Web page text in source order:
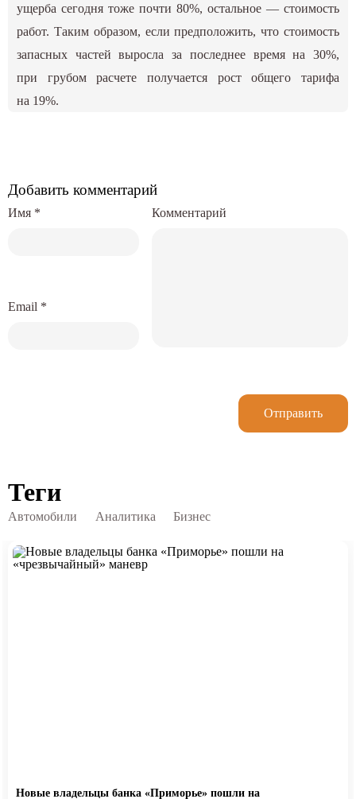
ущерба сегодня тоже почти 80%, остальное — стоимость
работ. Таким образом, если предположить, что стоимость
запасных частей выросла за последнее время на 30%,
при грубом расчете получается рост общего тарифа
на 19%.
Добавить комментарий
Комментарий
Имя *
Email *
Отправить
Теги
Автомобили Аналитика Бизнес
Новые владельцы банка «Приморье» пошли на